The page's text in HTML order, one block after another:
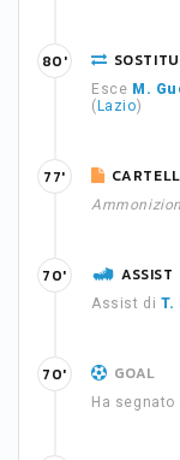
Esce M.
( Lazio)
80'
77'
ASSIST
Assist di T.
70'
GOAL
Ha segnato
70'